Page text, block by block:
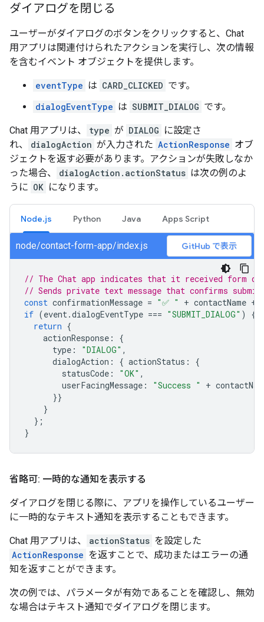
ダイアログを閉じる
ユーザーがダイアログのボタンをクリックすると、Chat
用アプリは関連付けられたアクションを実行し、次の情報
を含むイベント オブジェクトを提供します。
eventType は CARD_CLICKED です。
dialogEventType は SUBMIT_DIALOG です。
Chat 用アプリは、 type が DIALOG に設定さ
れ、
dialogAction が入力された ActionResponse オブ
ジェクトを返す必要があります。アクションが失敗しなか
った場合、
dialogAction.actionStatus は次の例のよ
うに OK になります。
Node.js Python Java Apps Script
node/contact-form-app/index.js GitHub で表示
// The Chat app indicates that it received form
// Sends private text message that confirms
const confirmationMessage = "✅ " + contactName +
if (event.dialogEventType === "SUBMIT_DIALOG" )
{
return {
actionResponse :
{
type : "DIALOG" ,
dialogAction : { actionStatus :
{
statusCode : "OK" ,
userFacingMessage : "Success " +
}}
}
};
}
省略可: 一時的な通知を表示する
ダイアログを閉じる際に、アプリを操作しているユーザー
に一時的なテキスト通知を表示することもできます。
Chat 用アプリは、 actionStatus を設定した
ActionResponse を返すことで、成功またはエラーの通
知を返すことができます。
次の例では、パラメータが有効であることを確認し、無効
な場合はテキスト通知でダイアログを閉じます。